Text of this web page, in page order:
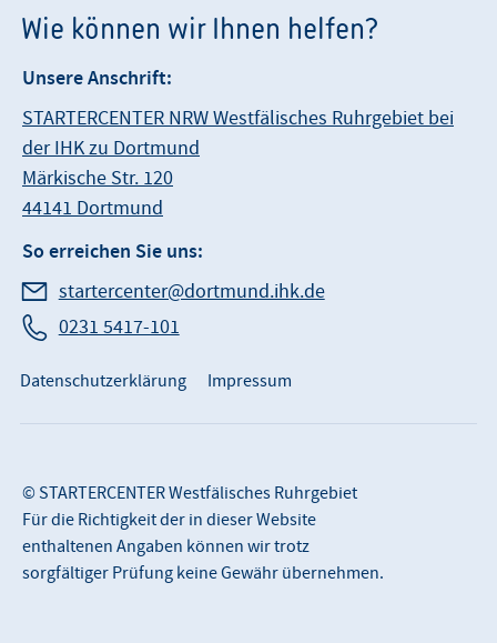
Wie können wir Ihnen helfen?
Unsere Anschrift:
STARTERCENTER NRW Westfälisches Ruhrgebiet bei
der IHK zu Dortmund
Märkische Str. 120
44141 Dortmund
So erreichen Sie uns:
startercenter@dortmund.ihk.de
0231 5417-101
© STARTERCENTER Westfälisches Ruhrgebiet
Für die Richtigkeit der in dieser Website
enthaltenen Angaben können wir trotz
sorgfältiger Prüfung keine Gewähr übernehmen.
Datenschutzerklärung Impressum